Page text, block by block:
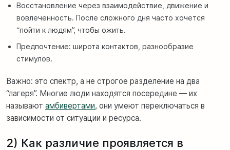
Восстановление через взаимодействие, движение и
вовлеченность. После сложного дня часто хочется
“пойти к людям”, чтобы ожить.
Предпочтение: широта контактов, разнообразие
стимулов.
Важно: это спектр, а не строгое разделение на два
“лагеря”. Многие люди находятся посередине — их
называют амбивертами, они умеют переключаться в
зависимости от ситуации и ресурса.
2) Как различие проявляется в